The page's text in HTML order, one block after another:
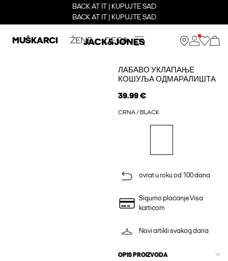
BACK AT IT | KUPUJTE SAD
BACK AT IT | KUPUJTE SAD
MUŠKARCI ŽENE DECA
ЛАБАВО УКЛАПАЊЕ
КОШУЉА ОДМАРАЛИШТА
39.99 €
CRNA / BLACK
ovrat u roku od 100 dana
Sigurno plaćanje Visa
karticom
Novi artikli svakog dana
OPIS PROIZVODA